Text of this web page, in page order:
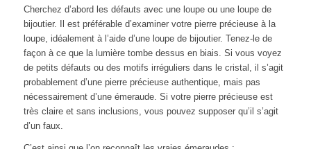
Cherchez d’abord les défauts avec une loupe ou une loupe de
bijoutier. Il est préférable d’examiner votre pierre précieuse à la
loupe, idéalement à l’aide d’une loupe de bijoutier. Tenez-le de
façon à ce que la lumière tombe dessus en biais. Si vous voyez
de petits défauts ou des motifs irréguliers dans le cristal, il s’agit
probablement d’une pierre précieuse authentique, mais pas
nécessairement d’une émeraude. Si votre pierre précieuse est
très claire et sans inclusions, vous pouvez supposer qu’il s’agit
d’un faux.